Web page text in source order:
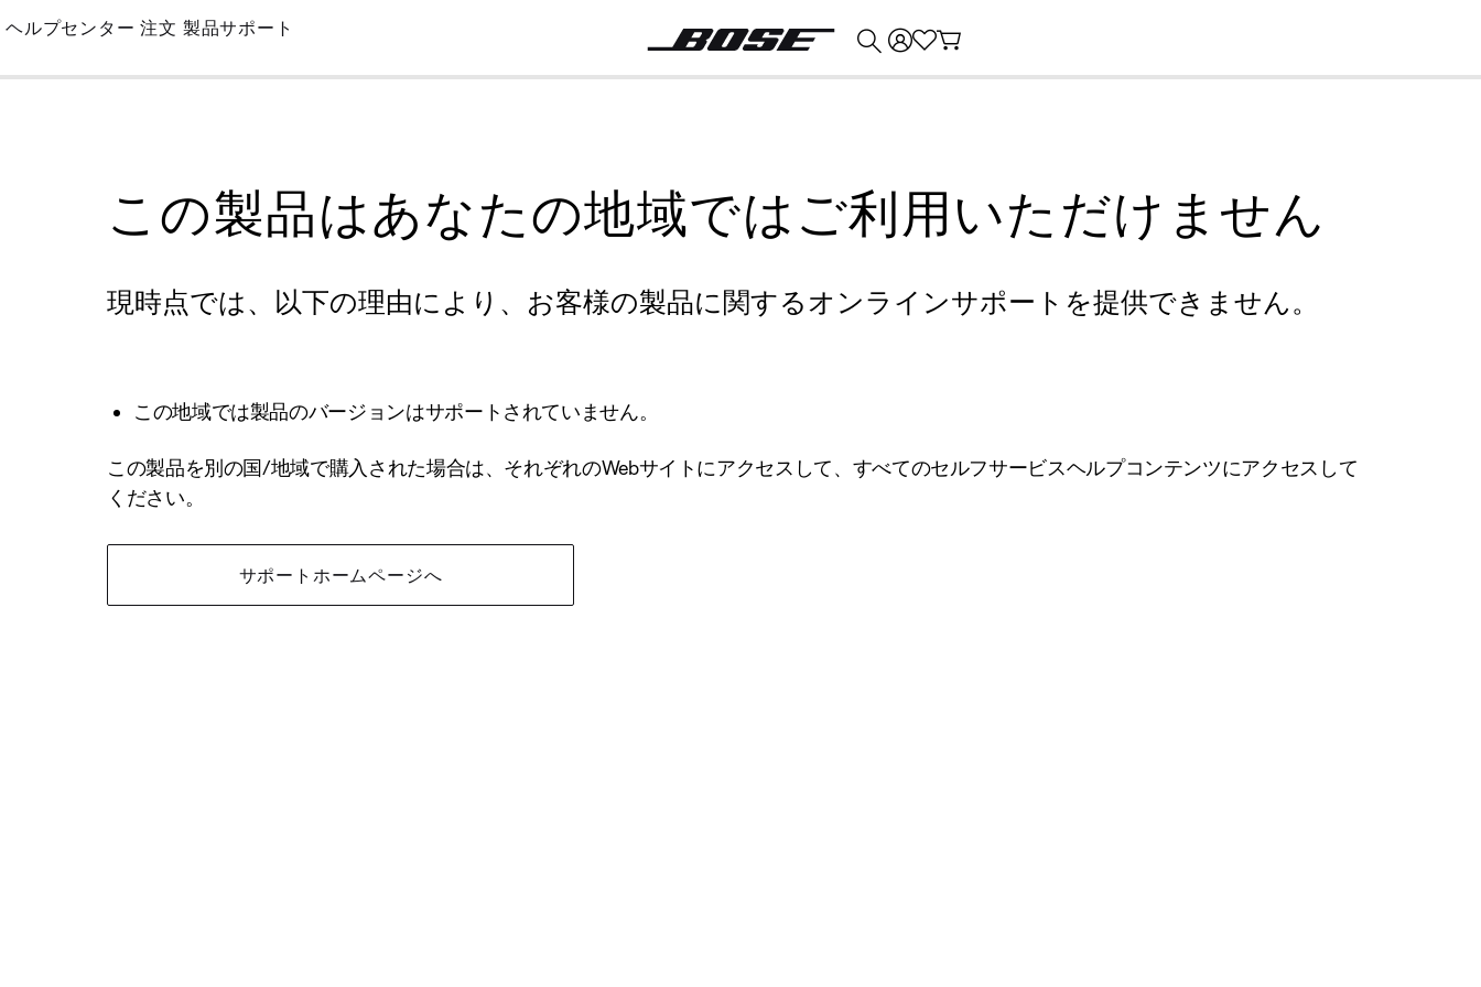
Skip
Main
ヘルプセンター 注文 製品サポート
この製品はあなたの地域ではご利用いただけません
現時点では、以下の理由により、お客様の製品に関するオンラインサポートを提供できません。
この地域では製品のバージョンはサポートされていません。
この製品を別の国/地域で購入された場合は、それぞれのWebサイトにアクセスして、すべてのセルフサービスヘルプコンテンツにアクセスして
ください。
サポートホームページへ